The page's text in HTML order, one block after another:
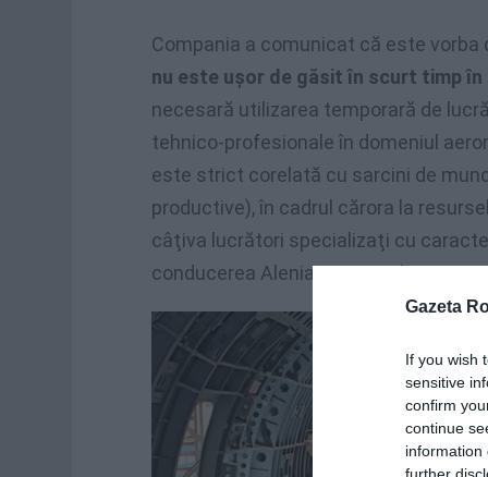
Gazeta
If you wish
sensitive
confirm
continue
information
further
Compania a comunicat că este vorba
nu este uşor de găsit în scurt timp în
necesară utilizarea temporară de
tehnico-profesionale în domeniul
este strict corelată cu sarcini de
productive), în cadrul cărora la
câţiva lucrători specializaţi cu
conducerea Alenia Aermacchi.